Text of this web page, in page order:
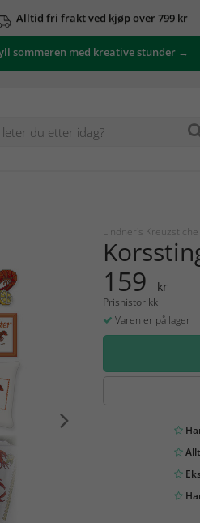
Alltid fri frakt ved kjøp over 799 kr
sommeren med kreative stunder →
Lindner's Kreuzstiche
159 kr
Prishistorikk
Varen er på lager